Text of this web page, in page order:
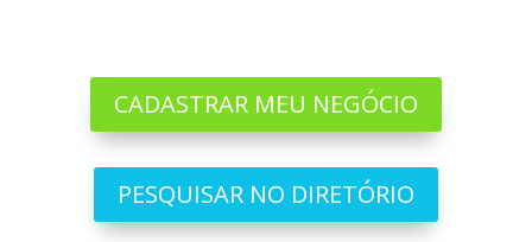
CADASTRAR MEU NEGÓCIO
PESQUISAR NO DIRETÓRIO